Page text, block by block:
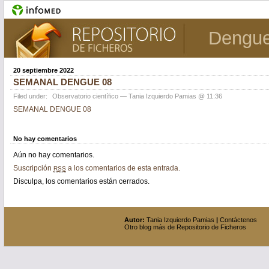
20 septiembre 2022
SEMANAL DENGUE 08
Filed under: Observatorio científico — Tania Izquierdo Pamias @ 11:36
SEMANAL DENGUE 08
No hay comentarios
Aún no hay comentarios.
SuscripciónRSS a los comentarios de esta entrada.
Disculpa, los comentarios están cerrados.
Autor: Tania Izquierdo Pamias | Contáctenos
Otro blog más de Repositorio de Ficheros